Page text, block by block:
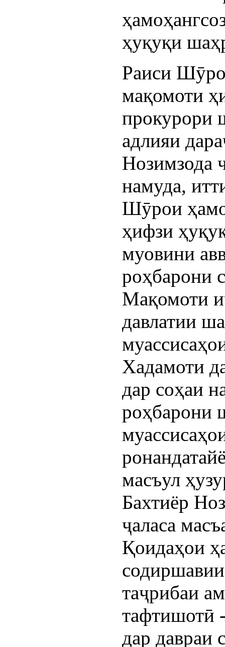
ҳуқуқи
Раиси
мақомоти
прокурори
адлияи
Нозимзода
намуда,
Шӯрои
ҳифзи
муовини
роҳбарони
Мақомоти
давлатии
Хадамоти
дар соҳаи
роҳбарони
масъул
Бахтиёр
ҷаласа
Қоидаҳои
таҷрибаи
тафтишотӣ
дар давраи